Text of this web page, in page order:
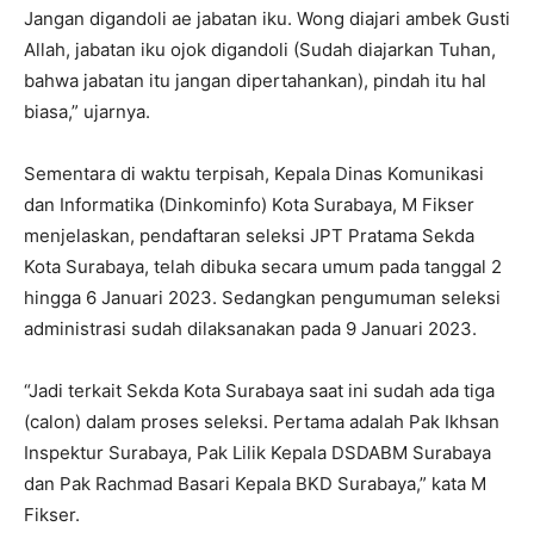
Jangan digandoli ae jabatan iku. Wong diajari ambek Gusti
Allah, jabatan iku ojok digandoli (Sudah diajarkan Tuhan,
bahwa jabatan itu jangan dipertahankan), pindah itu hal
biasa,” ujarnya.
Sementara di waktu terpisah, Kepala Dinas Komunikasi
dan Informatika (Dinkominfo) Kota Surabaya, M Fikser
menjelaskan, pendaftaran seleksi JPT Pratama Sekda
Kota Surabaya, telah dibuka secara umum pada tanggal 2
hingga 6 Januari 2023. Sedangkan pengumuman seleksi
administrasi sudah dilaksanakan pada 9 Januari 2023.
“Jadi terkait Sekda Kota Surabaya saat ini sudah ada tiga
(calon) dalam proses seleksi. Pertama adalah Pak Ikhsan
Inspektur Surabaya, Pak Lilik Kepala DSDABM Surabaya
dan Pak Rachmad Basari Kepala BKD Surabaya,” kata M
Fikser.